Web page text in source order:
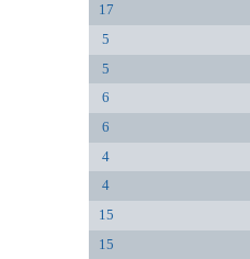
17
5
5
6
6
4
4
15
15